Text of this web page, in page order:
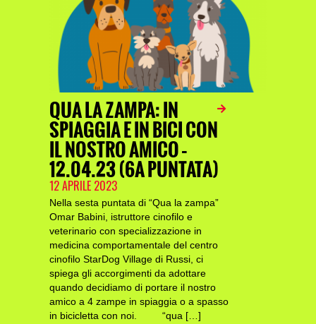
QUA LA ZAMPA: IN
SPIAGGIA E IN BICI CON
IL NOSTRO AMICO –
12.04.23 (6A PUNTATA)
12 APRILE 2023
Nella sesta puntata di “Qua la zampa”
Omar Babini, istruttore cinofilo e
veterinario con specializzazione in
medicina comportamentale del centro
cinofilo StarDog Village di Russi, ci
spiega gli accorgimenti da adottare
quando decidiamo di portare il nostro
amico a 4 zampe in spiaggia o a spasso
in bicicletta con noi. “qua […]